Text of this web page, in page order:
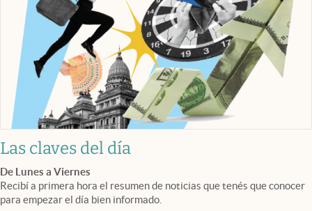
Las claves del día
De Lunes a Viernes
Recibí a primera hora el resumen de noticias que tenés que conocer
para empezar el día bien informado.